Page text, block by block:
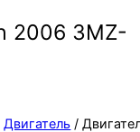
2006 3MZ-
Двигатель /